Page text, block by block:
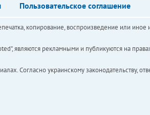
Пользовательское соглашение
копирование, воспроизведение или
являются рекламными и публикуются на
Согласно украинскому законодательству,